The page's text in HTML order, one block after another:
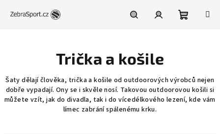
Trička a košile
Šaty dělají člověka, trička a košile od outdoorových výrobců nejen
dobře vypadají. Ony se i skvěle nosí. Takovou outdoorovou košili si
můžete vzít, jak do divadla, tak i do vícedélkového lezení, kde vám
límec zabrání spálenému krku.